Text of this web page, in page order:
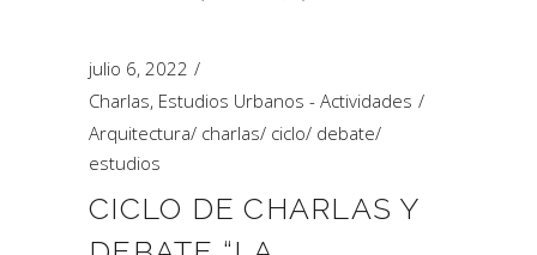
julio 6, 2022
Charlas, Estudios Urbanos - Actividades
Arquitectura/ charlas/ ciclo/ debate/
estudios
CICLO DE CHARLAS Y